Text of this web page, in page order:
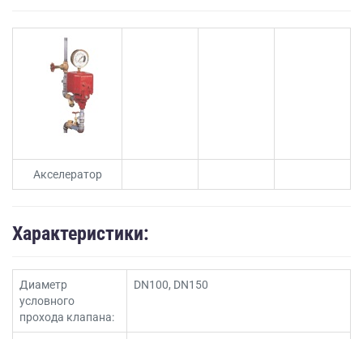
Акселератор
Характеристики:
Диаметр
условного
прохода клапана:
DN100, DN150